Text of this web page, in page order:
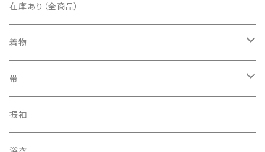
在庫あり（全商品）
着物
訪問着・付下げ
紬
色無地
帯
袋帯
名古屋帯
振袖